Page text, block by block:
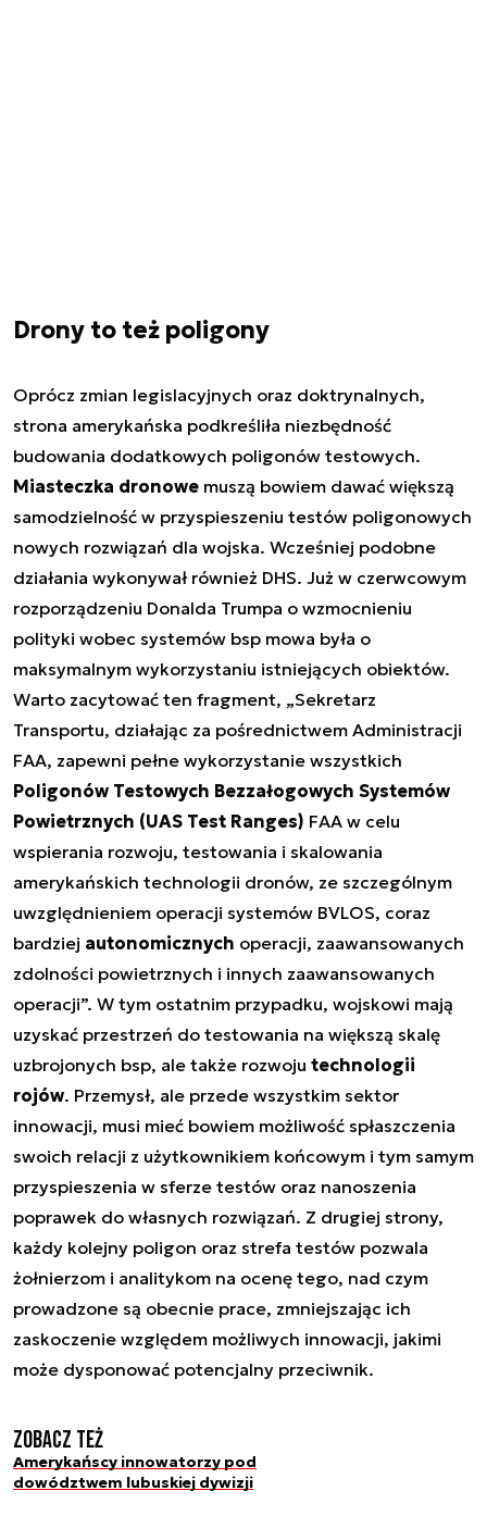
Drony to też poligony
Oprócz zmian legislacyjnych oraz doktrynalnych,
strona amerykańska podkreśliła niezbędność
budowania dodatkowych poligonów testowych.
Miasteczka dronowe muszą bowiem dawać większą
samodzielność w przyspieszeniu testów poligonowych
nowych rozwiązań dla wojska. Wcześniej podobne
działania wykonywał również DHS. Już w czerwcowym
rozporządzeniu Donalda Trumpa o wzmocnieniu
polityki wobec systemów bsp mowa była o
maksymalnym wykorzystaniu istniejących obiektów.
Warto zacytować ten fragment, „Sekretarz
Transportu, działając za pośrednictwem Administracji
FAA, zapewni pełne wykorzystanie wszystkich
Poligonów Testowych Bezzałogowych Systemów
Powietrznych (UAS Test Ranges) FAA w celu
wspierania rozwoju, testowania i skalowania
amerykańskich technologii dronów, ze szczególnym
uwzględnieniem operacji systemów BVLOS, coraz
bardziej autonomicznych operacji, zaawansowanych
zdolności powietrznych i innych zaawansowanych
operacji”. W tym ostatnim przypadku, wojskowi mają
uzyskać przestrzeń do testowania na większą skalę
uzbrojonych bsp, ale także rozwoju technologii
rojów. Przemysł, ale przede wszystkim sektor
innowacji, musi mieć bowiem możliwość spłaszczenia
swoich relacji z użytkownikiem końcowym i tym samym
przyspieszenia w sferze testów oraz nanoszenia
poprawek do własnych rozwiązań. Z drugiej strony,
każdy kolejny poligon oraz strefa testów pozwala
żołnierzom i analitykom na ocenę tego, nad czym
prowadzone są obecnie prace, zmniejszając ich
zaskoczenie względem możliwych innowacji, jakimi
może dysponować potencjalny przeciwnik.
Zobacz też
Amerykańscy innowatorzy pod
dowództwem lubuskiej dywizji